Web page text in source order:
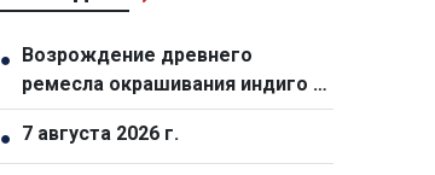
● Возрождение древнего
ремесла окрашивания индиго у
народа монг в общине Тасуа
(провинция Шонла)
● 7 августа 2026 г.